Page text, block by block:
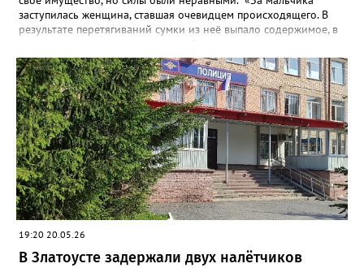
заступилась женщина, ставшая очевидцем происходящего. В
результате перетягиваний сумки из неё выпало содержимое, в
один из них, но грабитель отобрал у неё аппарат, поднял
второй и убежал. Впоследствии от сумки он избавился, а
сотовые присвоил», - рассказали в златоустовском ОМВД.
Подозреваемого сотрудники уголовного розыска задержали
по горячим следам. Ранее судимый, без определённого места
жительства и нигде не работающий 43-летний гражданин
водворён в изолятор временного содержания. Уголовное дело
возбуждено по статье «Грабёж, совершённый с применением
насилия, не опасного для жизни или здоровья».
19:20 20.05.26
В Златоусте задержали двух налётчиков